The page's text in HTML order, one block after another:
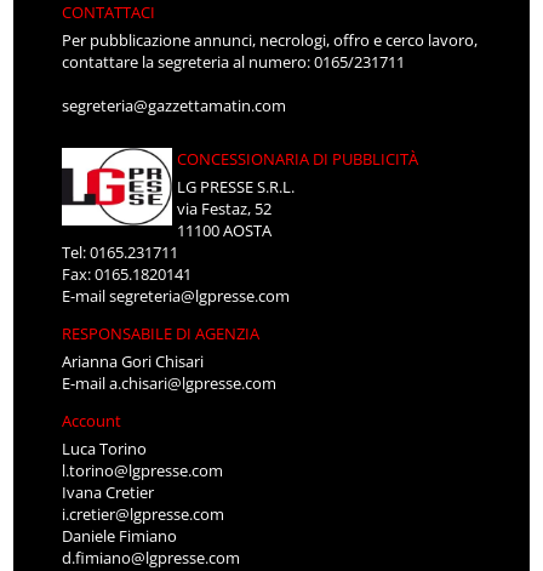
CONTATTACI
Per pubblicazione annunci, necrologi, offro e cerco lavoro,
contattare la segreteria al numero: 0165/231711
segreteria@gazzettamatin.com
CONCESSIONARIA DI PUBBLICITÀ
LG PRESSE S.R.L.
via Festaz, 52
11100 AOSTA
Tel: 0165.231711
Fax: 0165.1820141
E-mailsegreteria@lgpresse.com
RESPONSABILE DI AGENZIA
Arianna Gori Chisari
E-maila.chisari@lgpresse.com
Account
Luca Torino
l.torino@lgpresse.com
Ivana Cretier
i.cretier@lgpresse.com
Daniele Fimiano
d.fimiano@lgpresse.com